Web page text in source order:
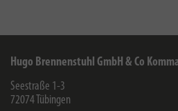
Hugo Brennenstuhl GmbH & Co
Seestraße 1-3
72074 Tübingen